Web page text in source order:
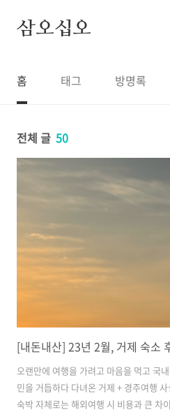
삼오십오
홈 태그 방명록
전체 글 50
오랜만에 여행을 가려고 마음을 먹고 국
민을 거듭하다 다녀온 거제 + 경주여행
숙박 자체로는 해외여행 시 비용과 큰 차